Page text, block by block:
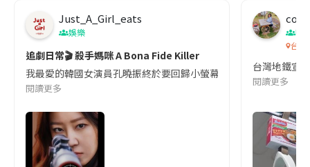
Just_A_Girl_eats
娛樂
追劇日常🎬 殺手媽咪 A Bona Fide Killer
我最愛的韓國女演員孔曉振終於要回歸小螢幕啦!這次的劇本改編
閱讀更多
co
吹
台灣
台灣地鐵宣
閱讀更多